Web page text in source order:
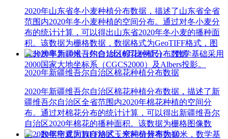
2020年山东省冬小麦种植分布数据，描述了山东省全省
范围内2020年冬小麦种植的空间分布。通过对冬小麦分
布的统计计算，可以得出山东省2020年冬小麦的播种面
积。该数据为栅格数据，数据格式为GeoTIFF格式，图
像分辨率为10米（约合1比10万比例尺），数学基础采用
2000国家大地坐标系（CGCS2000）及Albers投影。
2020年新疆维吾尔自治区棉花种植分布数据
2020年新疆维吾尔自治区棉花种植分布数据，描述了新
疆维吾尔自治区全省范围内2020年棉花种植的空间分
布。通过对棉花分布的统计计算，可以得出新疆维吾尔
自治区2020年棉花的播种面积。该数据为栅格图像数
据，数据格式为TIFF格式，空间分辨率为10米，数学基